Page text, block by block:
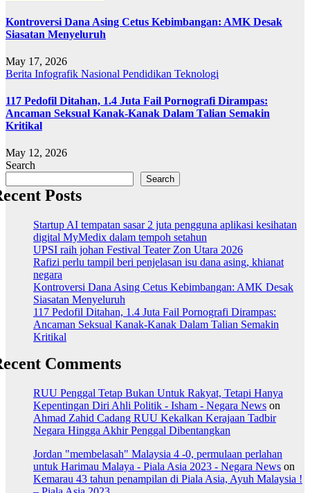
Kontroversi Dana Asing Cetus Kebimbangan: AMK Desak
Siasatan Menyeluruh
May 17, 2026
Berita Infografik Nasional Pendidikan Teknologi
117 Pedofil Ditahan, 1.4 Juta Fail Pornografi Dirampas:
Ancaman Seksual Kanak-Kanak Dalam Talian Semakin
Kritikal
May 12, 2026
Search
Search
Posts
Startup AI tempatan sasar 2 juta pengguna aplikasi kesihatan
digital MyMedix dalam tempoh setahun
UPSI raih johan Festival Teater Zon Utara 2026
Rafizi perlu tampil beri penjelasan isu dana asing, khianat
negara
Kontroversi Dana Asing Cetus Kebimbangan: AMK Desak
Siasatan Menyeluruh
117 Pedofil Ditahan, 1.4 Juta Fail Pornografi Dirampas:
Ancaman Seksual Kanak-Kanak Dalam Talian Semakin
Kritikal
Comments
RUU Penggal Tetap Bukan Untuk Rakyat, Tetapi Hanya
Kepentingan Diri Ahli Politik - Isham - Negara News on
Ahmad Zahid Cadang RUU Kekalkan Kerajaan Tadbir
Negara Hingga Akhir Penggal Dibentangkan
Jordan "membelasah" Malaysia 4 -0, permulaan perlahan
untuk Harimau Malaya - Piala Asia 2023 - Negara News on
Kemarau 43 tahun penampilan di Piala Asia, Ayuh Malaysia !